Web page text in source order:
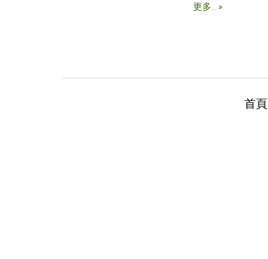
更多...
首頁